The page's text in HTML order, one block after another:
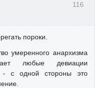
116
пороки.
умеренного анархизма
любые девиации
- с одной стороны это